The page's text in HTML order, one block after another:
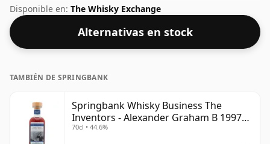
ejemplo de whisky Campbeltown de 28 años de
Springbank. Viene en una botella normal de 70 cl y se
embotella con un ABV saludable del 46%.
Disponible en: The Whisky Exchange
Alternativas en stock
TAMBIÉN DE SPRINGBANK
Springbank Whisky Business The
Inventors - Alexander Graham B 1997
28 años
70cl • 44.6%